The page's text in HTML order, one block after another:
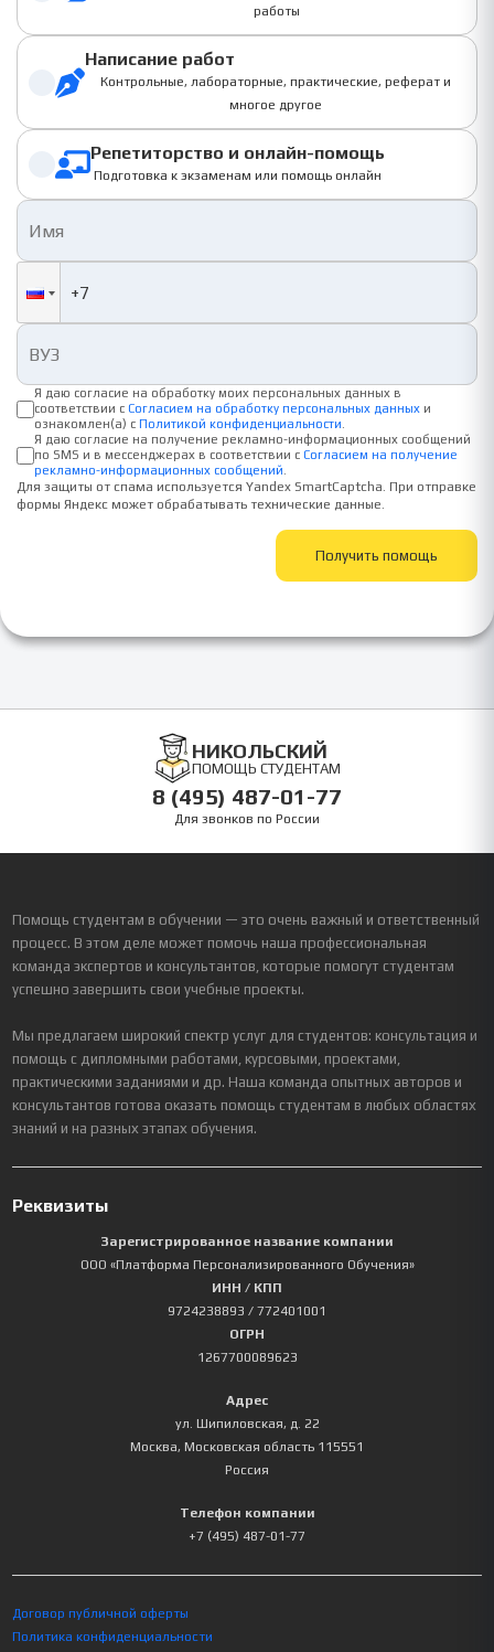
работы
Написание работ
Контрольные, лабораторные, практические, реферат и
многое другое
Репетиторство и онлайн-помощь
Подготовка к экзаменам или помощь онлайн
Я даю согласие на обработку моих персональных данных в
соответствии с Согласием на обработку персональных данных и
ознакомлен(а) с Политикой конфиденциальности
Я даю согласие на получение рекламно-информационных сообщений
по SMS и в мессенджерах в соответствии с Согласием на получение
рекламно-информационных сообщений
Для защиты от спама используется Yandex SmartCaptcha. При отправке
формы Яндекс может обрабатывать технические данные.
Получить помощь
НИКОЛЬСКИЙ
ПОМОЩЬ СТУДЕНТАМ
8 (495) 487-01-77
Для звонков по России
Помощь студентам в обучении — это очень важный и ответственный
процесс. В этом деле может помочь наша профессиональная
команда экспертов и консультантов, которые помогут студентам
успешно завершить свои учебные проекты.
Мы предлагаем широкий спектр услуг для студентов: консультация и
помощь с дипломными работами, курсовыми, проектами,
практическими заданиями и др. Наша команда опытных авторов и
консультантов готова оказать помощь студентам в любых областях
знаний и на разных этапах обучения.
Реквизиты
Зарегистрированное название компании
ООО «Платформа Персонализированного Обучения»
ИНН / КПП
9724238893 / 772401001
ОГРН
1267700089623
Адрес
ул. Шипиловская, д. 22
Москва, Московская область 115551
Россия
Телефон компании
+7 (495) 487-01-77
Договор публичной оферты
Политика конфиденциальности